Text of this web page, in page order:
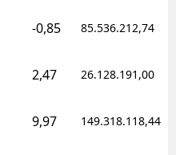
-0,85 85.536.212,74
2,47 26.128.191,00
9,97 149.318.118,44